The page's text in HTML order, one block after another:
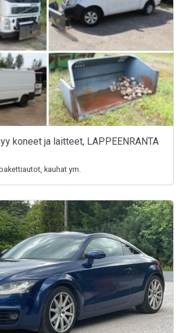
koneet ja laitteet, LAPPEENRANTA
kauhat ym.